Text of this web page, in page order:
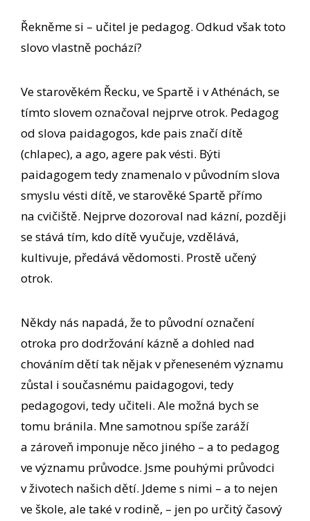
Řekněme si – učitel je pedagog. Odkud však toto
slovo vlastně pochází?
Ve starověkém Řecku, ve Spartě i v Athénách, se
tímto slovem označoval nejprve otrok. Pedagog
od slova paidagogos, kde pais značí dítě
(chlapec), a ago, agere pak vésti. Býti
paidagogem tedy znamenalo v původním slova
smyslu vésti dítě, ve starověké Spartě přímo
na cvičiště. Nejprve dozoroval nad kázní, později
se stává tím, kdo dítě vyučuje, vzdělává,
kultivuje, předává vědomosti. Prostě učený
otrok.
Někdy nás napadá, že to původní označení
otroka pro dodržování kázně a dohled nad
chováním dětí tak nějak v přeneseném významu
zůstal i současnému paidagogovi, tedy
pedagogovi, tedy učiteli. Ale možná bych se
tomu bránila. Mne samotnou spíše zaráží
a zároveň imponuje něco jiného – a to pedagog
ve významu průvodce. Jsme pouhými průvodci
v životech našich dětí. Jdeme s nimi – a to nejen
ve škole, ale také v rodině, – jen po určitý časový